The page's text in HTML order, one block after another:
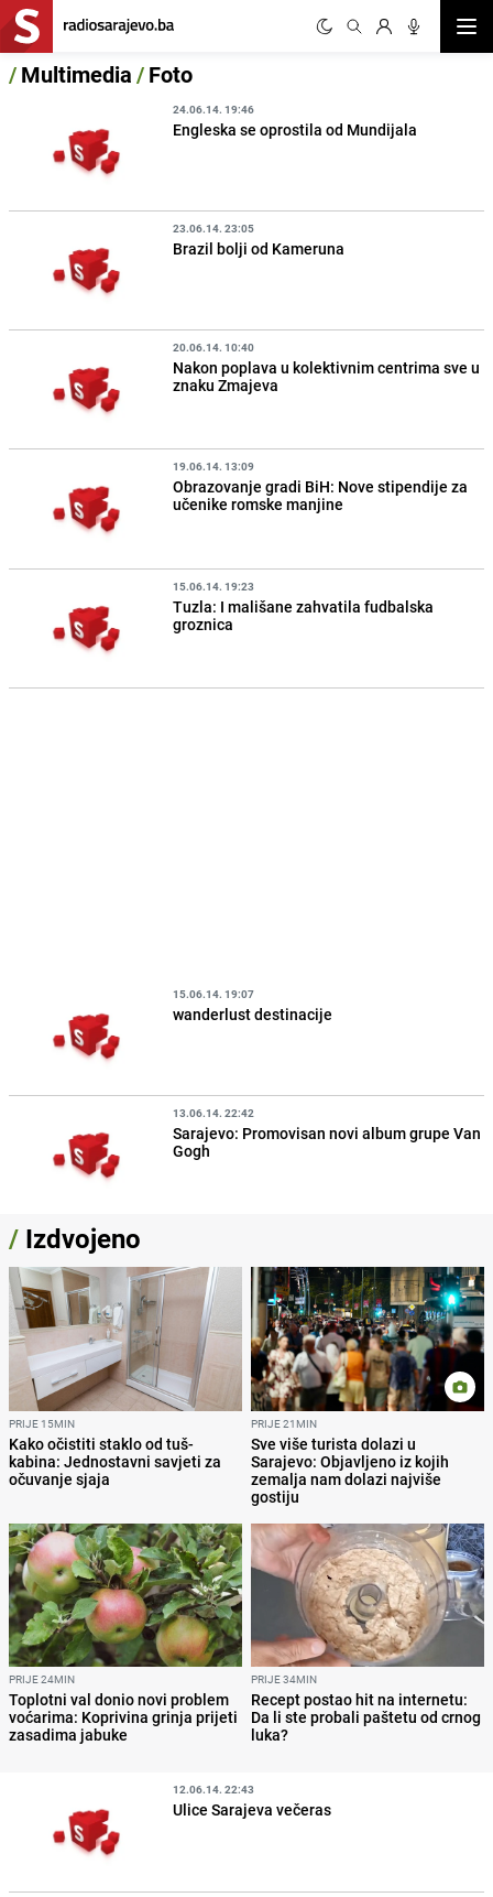
/Multimedia/Foto
24.06.14. 19:46
Engleska se oprostila od Mundijala
23.06.14. 23:05
Brazil bolji od Kameruna
20.06.14. 10:40
Nakon poplava u kolektivnim centrima sve u
znaku Zmajeva
19.06.14. 13:09
Obrazovanje gradi BiH: Nove stipendije za
učenike romske manjine
15.06.14. 19:23
Tuzla: I mališane zahvatila fudbalska
groznica
15.06.14. 19:07
wanderlust destinacije
13.06.14. 22:42
Sarajevo: Promovisan novi album grupe Van
Gogh
/ Izdvojeno
PRIJE 15MIN
Kako očistiti staklo od tuš-
kabina: Jednostavni savjeti za
očuvanje sjaja
PRIJE 21MIN
Sve više turista dolazi u
Sarajevo: Objavljeno iz kojih
zemalja nam dolazi najviše
gostiju
PRIJE 24MIN
Toplotni val donio novi problem
voćarima: Koprivina grinja prijeti
zasadima jabuke
PRIJE 34MIN
Recept postao hit na internetu:
Da li ste probali paštetu od crnog
luka?
12.06.14. 22:43
Ulice Sarajeva večeras